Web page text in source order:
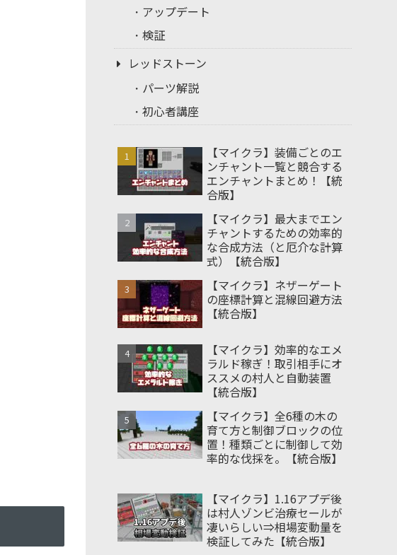
アップデート
検証
レッドストーン
パーツ解説
初心者講座
【マイクラ】装備ごとのエ
ンチャント一覧と競合する
エンチャントまとめ！【統
合版】
【マイクラ】最大までエン
チャントするための効率的
な合成方法（と厄介な計算
式）【統合版】
【マイクラ】ネザーゲート
の座標計算と混線回避方法
【統合版】
【マイクラ】効率的なエメ
ラルド稼ぎ！取引相手にオ
ススメの村人と自動装置
【統合版】
【マイクラ】全6種の木の
育て方と制御ブロックの位
置！種類ごとに制御して効
率的な伐採を。【統合版】
【マイクラ】1.16アプデ後
は村人ゾンビ治療セールが
凄いらしい⇒相場変動量を
検証してみた【統合版】